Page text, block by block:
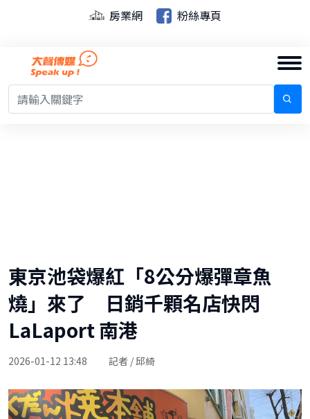
房業網 粉絲專頁
東京池袋爆紅「8公分爆彈章魚
燒」來了 日銷千顆名店快閃
LaLaport 南港
2026-01-12 13:48 記者 / 邱綺